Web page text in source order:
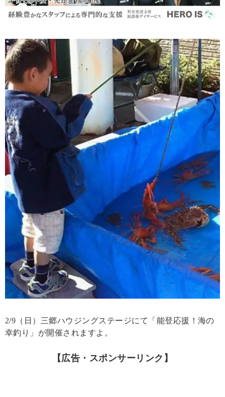
2/9（日）三郷ハウジングステージにて「能登応援！海の
幸釣り」が開催されますよ。
【広告・スポンサーリンク】